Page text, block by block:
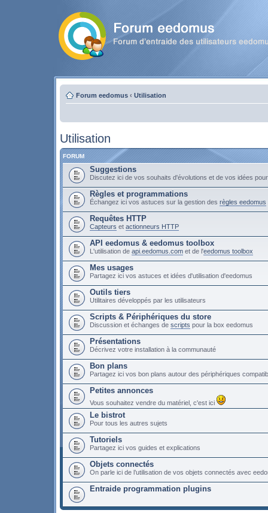
Forum eedomus ‹ Utilisation
Utilisation
FORUM
Suggestions
Discutez ici de vos souhaits d'évolutions et de vos idées
Règles et programmations
Échangez ici vos astuces sur la gestion des règles eedomus
Requêtes HTTP
Capteurs et actionneurs HTTP
API eedomus & eedomus toolbox
L'utilisation de api.eedomus.com et de l'eedomus toolbox
Mes usages
Partagez ici vos astuces et idées d'utilisation d'eedomus
Outils tiers
Utilitaires développés par les utilisateurs
Scripts & Périphériques du store
Discussion et échanges de scripts pour la box eedomus
Présentations
Décrivez votre installation à la communauté
Bon plans
Partagez ici vos bon plans autour des périphériques
Petites annonces
Vous souhaitez vendre du matériel, c'est ici
Le bistrot
Pour tous les autres sujets
Tutoriels
Partagez ici vos guides et explications
Objets connectés
On parle ici de l’utilisation de vos objets connectés avec
Entraide programmation plugins